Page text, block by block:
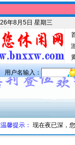
年8月5日 星期三
用户名输入：
馨提示： 现在夜已深，